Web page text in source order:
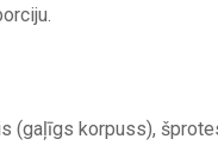
(gaļīgs korpuss),